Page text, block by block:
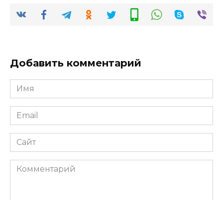
Добавить комментарий
Имя
*
Email
*
Сайт
Комментарий